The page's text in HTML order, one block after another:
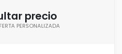
precio
PERSONALIZADA